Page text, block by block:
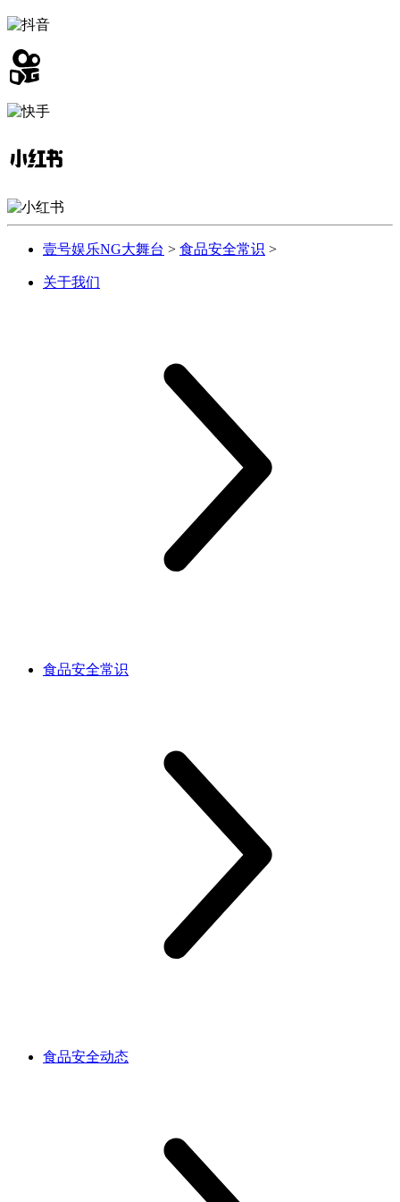
壹号娱乐NG大舞台 > 食品安全常识 >
关于我们
食品安全常识
食品安全动态